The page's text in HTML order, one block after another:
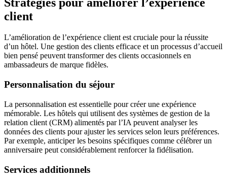
client
L’amélioration de l’expérience client est cruciale pour la réussite
d’un hôtel. Une gestion des clients efficace et un processus d’accueil
bien pensé peuvent transformer des clients occasionnels en
ambassadeurs de marque fidèles.
Personnalisation du séjour
La personnalisation est essentielle pour créer une expérience
mémorable. Les hôtels qui utilisent des systèmes de gestion de la
relation client (CRM) alimentés par l’IA peuvent analyser les
données des clients pour ajuster les services selon leurs préférences.
Par exemple, anticiper les besoins spécifiques comme célébrer un
anniversaire peut considérablement renforcer la fidélisation.
Services additionnels